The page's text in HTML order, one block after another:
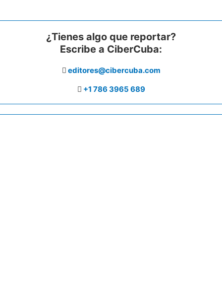
¿Tienes algo que reportar?
Escribe a CiberCuba:
editores@cibercuba.com
+1 786 3965 689